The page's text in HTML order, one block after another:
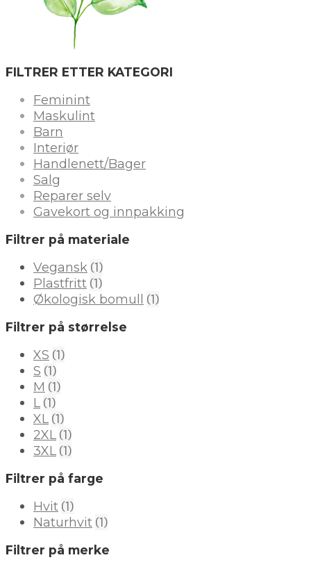
FILTRER ETTER KATEGORI
Feminint
Maskulint
Barn
Interiør
Handlenett/Bager
Salg
Reparer selv
Gavekort og innpakking
Filtrer på materiale
Vegansk (1)
Plastfritt (1)
Økologisk bomull (1)
Filtrer på størrelse
XS (1)
S (1)
M (1)
L (1)
XL (1)
2XL (1)
3XL (1)
Filtrer på farge
Hvit (1)
Naturhvit (1)
Filtrer på merke